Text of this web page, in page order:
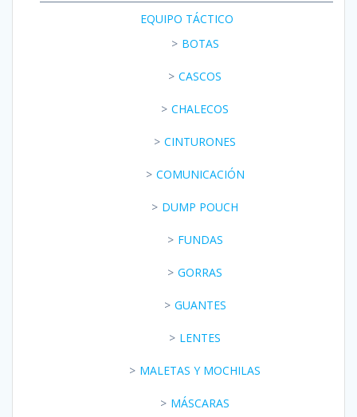
EQUIPO TÁCTICO
BOTAS
CASCOS
CHALECOS
CINTURONES
COMUNICACIÓN
DUMP POUCH
FUNDAS
GORRAS
GUANTES
LENTES
MALETAS Y MOCHILAS
MÁSCARAS